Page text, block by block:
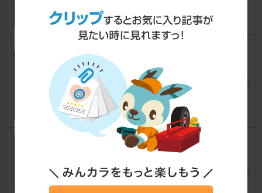
TION SCREEN PROTECTOR
3シリーズ セダン
黒鷹さん
14
HANKOOK VENTUS evo
KISSC238tさん